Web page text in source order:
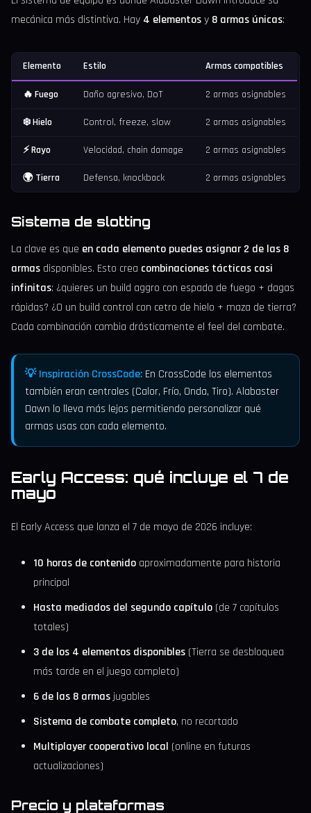
mecánica más distintiva. Hay 4 elementosy 8 armas únicas:
Elemento Estilo Armas compatibles
🔥 Fuego Daño agresivo, DoT 2 armas asignables
❄️ Hielo Control, freeze, slow 2 armas asignables
⚡ Rayo Velocidad, chain damage 2 armas asignables
🌍 Tierra Defensa, knockback 2 armas asignables
Sistema de slotting
La clave es que en cada elemento puedes asignar 2 de las 8
armas disponibles. Esto crea combinaciones tácticas casi
infinitas: ¿quieres un build aggro con espada de fuego + dagas
rápidas? ¿O un build control con cetro de hielo + maza de tierra?
Cada combinación cambia drásticamente el feel del combate.
💡 Inspiración CrossCode: En CrossCode los elementos
también eran centrales (Calor, Frío, Onda, Tiro). Alabaster
Dawn lo lleva más lejos permitiendo personalizar qué
armas usas con cada elemento.
Early Access: qué incluye el 7 de
mayo
El Early Access que lanza el 7 de mayo de 2026 incluye:
10 horas de contenido aproximadamente para historia
principal
Hasta mediados del segundo capítulo (de 7 capítulos
totales)
3 de los 4 elementos disponibles (Tierra se desbloquea
más tarde en el juego completo)
6 de las 8 armasjugables
Sistema de combate completo, no recortado
Multiplayer cooperativo local (online en futuras
actualizaciones)
Precio y plataformas